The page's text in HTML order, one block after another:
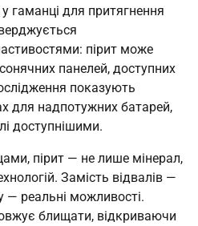
гаманці для притягнення
пірит може
панелей, доступних
показують
для надпотужних батарей,
доступнішими.
пірит — не лише мінерал,
Замість відвалів —
— реальні можливості.
блищати, відкриваючи